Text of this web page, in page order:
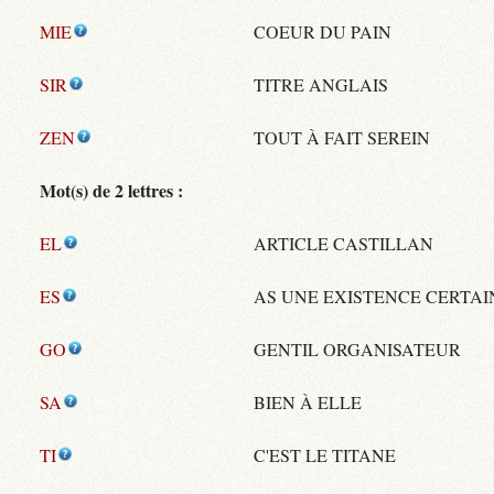
MIE COEUR DU PAIN
SIR TITRE ANGLAIS
ZEN TOUT À FAIT SEREIN
Mot(s) de 2 lettres :
EL ARTICLE CASTILLAN
ES AS UNE EXISTENCE
GO GENTIL ORGANISATEUR
SA BIEN À ELLE
TI C'EST LE TITANE